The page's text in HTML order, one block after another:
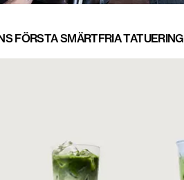
FÖRSTA SMÄRTFRIA TATUERING